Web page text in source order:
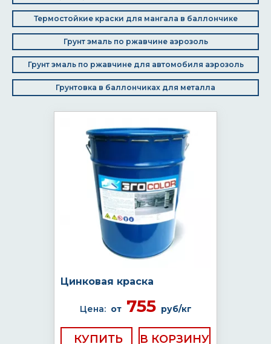
Термостойкие краски для мангала в баллончике
Грунт эмаль по ржавчине аэрозоль
Грунт эмаль по ржавчине для автомобиля аэрозоль
Грунтовка в баллончиках для металла
Цинковая краска
Цена: от755 руб/кг
КУПИТЬ